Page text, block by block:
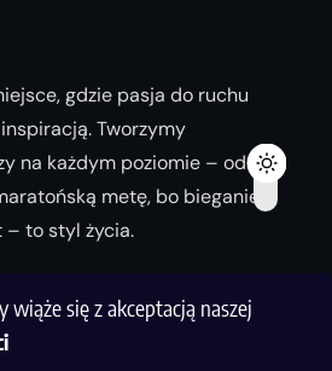
wiąże się z akceptacją naszej
gdzie pasja do ruchu
Tworzymy
na każdym poziomie – od
metę, bo bieganie
– to styl życia.
swoją najlepszą wersję!